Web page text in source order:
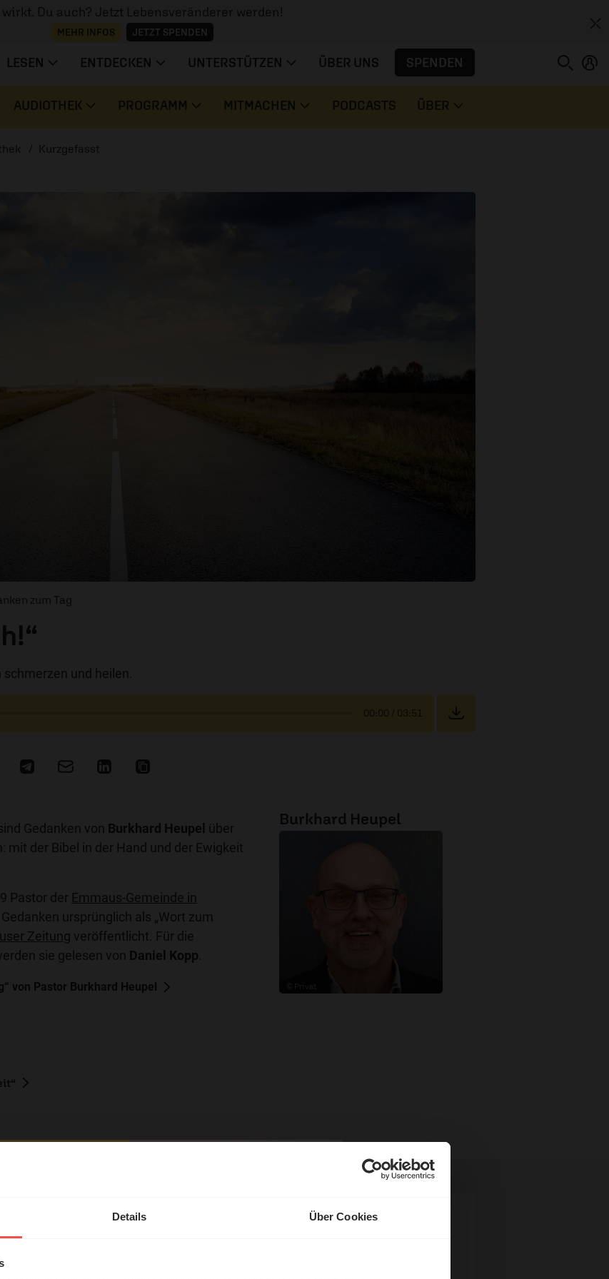
Details Über Cookies
wirkt. Du auch? Jetzt Lebensveränderer werden!
MEHR INFOS JETZT SPENDEN
LESEN ENTDECKEN UNTERSTÜTZEN ÜBER UNS SPENDEN
AUDIOTHEK PROGRAMM MITMACHEN PODCASTS ÜBER
Kurzgefasst
zum Tag
und heilen.
00:00 / 03:51
Gedanken von Burkhard Heupel über
mit der Bibel in der Hand und der Ewigkeit
Pastor der Emmaus-Gemeinde in
ursprünglich als „Wort zum
Zeitung veröffentlicht. Für die
sie gelesen von Daniel Kopp
von Pastor Burkhard Heupel
Burkhard Heupel
unsere Hörerinnen
Gott ...